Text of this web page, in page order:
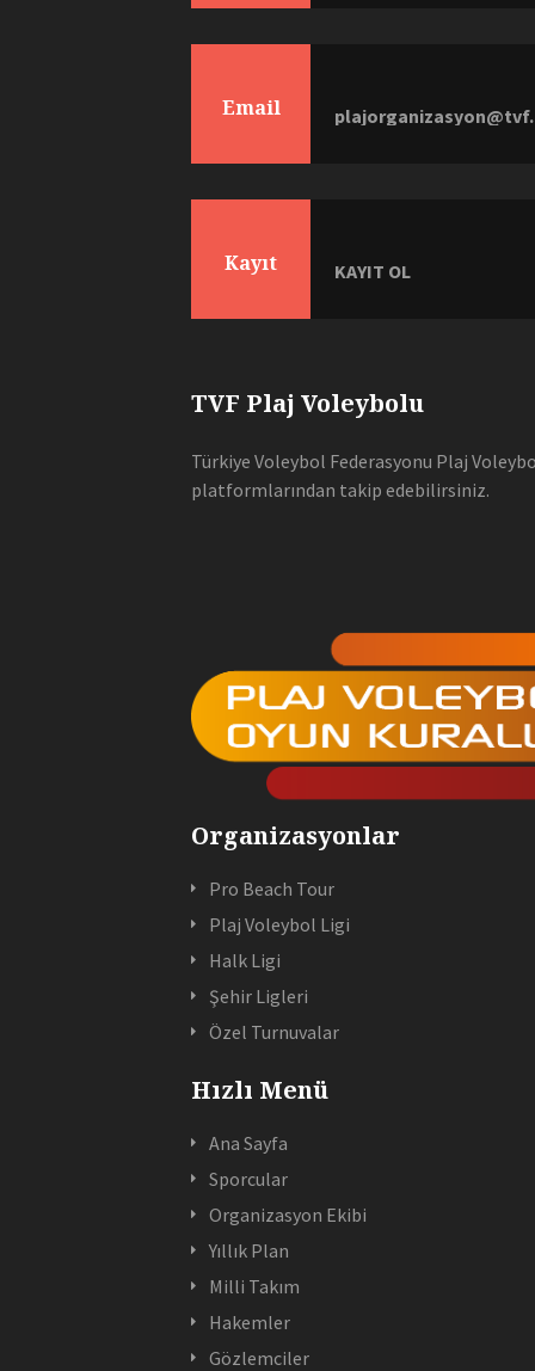
Email
Kayıt KAYIT OL
TVF Plaj Voleybolu
Türkiye Voleybol Federasyonu Plaj
platformlarından takip edebilirsiniz.
Organizasyonlar
Pro Beach Tour
Plaj Voleybol Ligi
Halk Ligi
Şehir Ligleri
Özel Turnuvalar
Hızlı Menü
Ana Sayfa
Sporcular
Organizasyon Ekibi
Yıllık Plan
Milli Takım
Hakemler
Gözlemciler